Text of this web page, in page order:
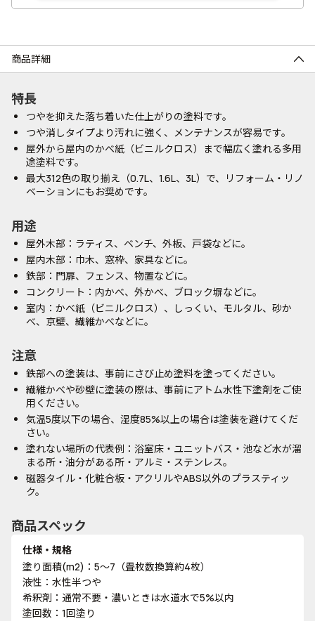
商品詳細
特長
つやを抑えた落ち着いた仕上がりの塗料です。
つや消しタイプより汚れに強く、メンテナンスが容易です。
屋外から屋内のかべ紙（ビニルクロス）まで幅広く塗れる多用
途塗料です。
最大312色の取り揃え（0.7L、1.6L、3L）で、リフォーム・リノ
ベーションにもお奨めです。
用途
屋外木部：ラティス、ベンチ、外板、戸袋などに。
屋内木部：巾木、窓枠、家具などに。
鉄部：門扉、フェンス、物置などに。
コンクリート：内かべ、外かべ、ブロック塀などに。
室内：かべ紙（ビニルクロス）、しっくい、モルタル、砂か
べ、京壁、繊維かべなどに。
注意
鉄部への塗装は、事前にさび止め塗料を塗ってください。
繊維かべや砂壁に塗装の際は、事前にアトム水性下塗剤をご使
用ください。
気温5度以下の場合、湿度85%以上の場合は塗装を避けてくだ
さい。
塗れない場所の代表例：浴室床・ユニットバス・池など水が溜
まる所・油分がある所・アルミ・ステンレス。
磁器タイル・化粧合板・アクリルやABS以外のプラスティッ
ク。
商品スペック
仕様・規格
塗り面積(m2)：5～7（畳枚数換算約4枚）
液性：水性半つや
希釈剤：通常不要・濃いときは水道水で5%以内
塗回数：1回塗り